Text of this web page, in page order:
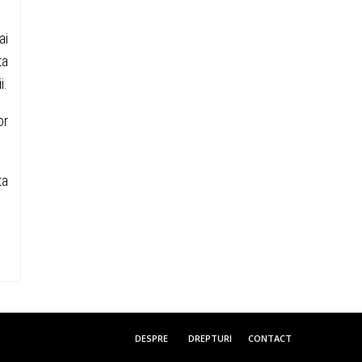
DESPRE DREPTURI CONTACT